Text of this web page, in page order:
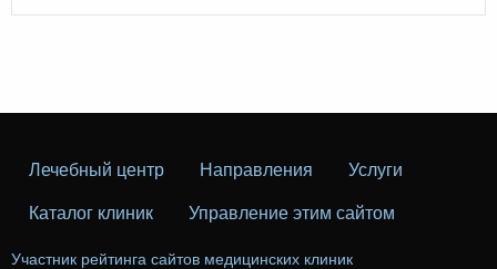
Лечебный центр Направления
Услуги
Каталог клиник
Управление этим сайтом
Участник рейтинга сайтов медицинских клиник